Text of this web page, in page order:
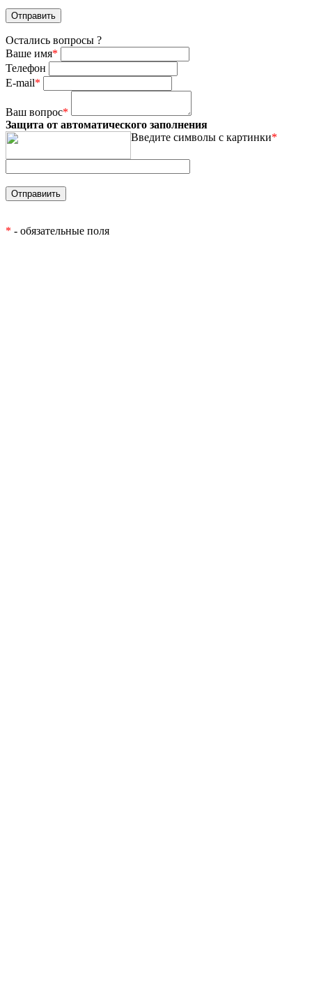
Остались вопросы ?
Ваше имя*
Телефон
E-mail*
Ваш вопрос*
Защита от автоматического заполнения
Введите символы с картинки*
* - обязательные поля